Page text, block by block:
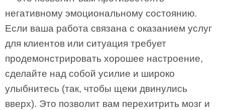
негативному эмоциональному состоянию.
Если ваша работа связана с оказанием услуг
для клиентов или ситуация требует
продемонстрировать хорошее настроение,
сделайте над собой усилие и широко
улыбнитесь (так, чтобы щеки двинулись
вверх). Это позволит вам перехитрить мозг и